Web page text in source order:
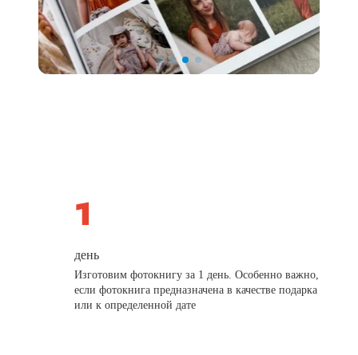
день
Изготовим фотокнигу за 1 день. Особенно важно,
если фотокнига предназначена в качестве подарка
или к определенной дате